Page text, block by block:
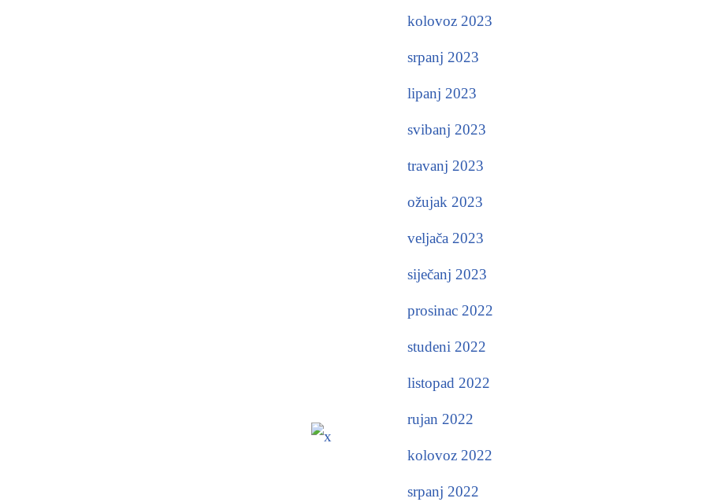
kolovoz 2023
srpanj 2023
lipanj 2023
svibanj 2023
travanj 2023
ožujak 2023
veljača 2023
siječanj 2023
prosinac 2022
studeni 2022
listopad 2022
rujan 2022
kolovoz 2022
srpanj 2022